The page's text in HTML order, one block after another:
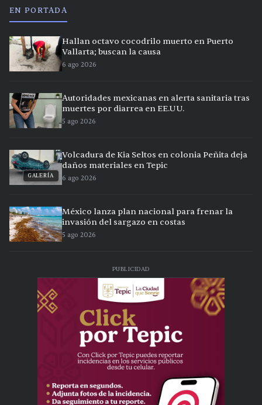
EN PORTADA
Hallan octavo cocodrilo muerto en Puerto
Vallarta; buscan la causa
6 ago 2026
Autoridades mexicanas en alerta sanitaria tras
muertes por diarrea en EE.UU.
5 ago 2026
GALERÍA
Volcadura de Kia Seltos en colonia Peñita deja
daños materiales en Tepic
6 ago 2026
México lanza plan nacional para frenar la
invasión del sargazo en costas
5 ago 2026
PUBLICIDAD